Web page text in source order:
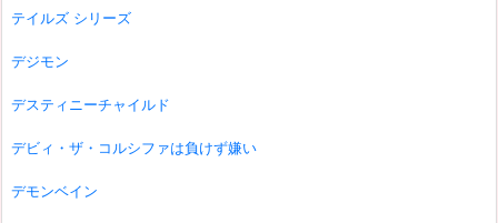
テイルズ シリーズ
デジモン
デスティニーチャイルド
デビィ・ザ・コルシファは負けず嫌い
デモンベイン